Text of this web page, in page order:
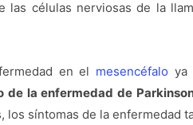
las células nerviosas de la
en el mesencéfalo ya
de la enfermedad de
los síntomas de la enfermedad